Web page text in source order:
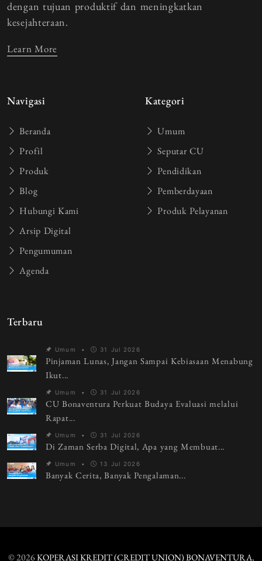
dengan tujuan produktif dan meningkatkan
kesejahteraan.
Learn More
Navigasi
Beranda
Profil
Produk
Blog
Hubungi Kami
Arsip Digital
Pengumuman
Agenda
Kategori
Umum
Seputar CU
Pendidikan
Pemberdayaan
Produk Pelayanan
Terbaru
Umum • 31 Jul 2026
Pinjaman Lunas, Jangan Sampai Kebiasaan Menabung
Ikut...
Umum • 31 Jul 2026
CU Bonaventura Perkuat Budaya Evaluasi melalui
Rapat...
Umum • 31 Jul 2026
Di Zaman Serba Digital, Apa yang Membuat...
Umum • 13 Jul 2026
Banyak Cerita, Banyak Pengalaman...
© 2026KOPERASI KREDIT (CREDIT UNION) BONAVENTURA,